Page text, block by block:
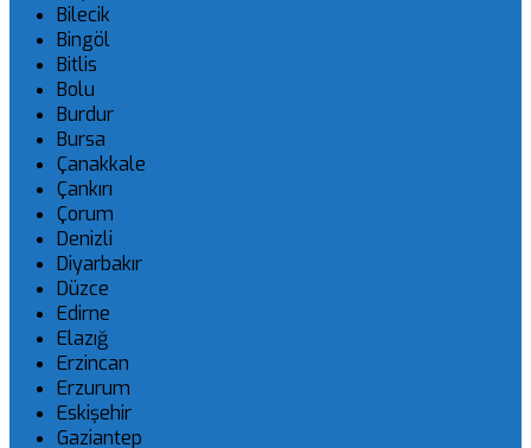
Bilecik
Bingöl
Bitlis
Bolu
Burdur
Bursa
Çanakkale
Çankırı
Çorum
Denizli
Diyarbakır
Düzce
Edirne
Elazığ
Erzincan
Erzurum
Eskişehir
Gaziantep